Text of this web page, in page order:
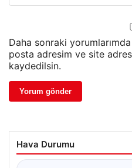
Daha sonraki
posta adresim ve site
kaydedilsin.
Hava Durumu